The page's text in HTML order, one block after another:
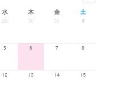
水 木 金 土
29 30 31 1
5 6 7 8
12 13 14 15